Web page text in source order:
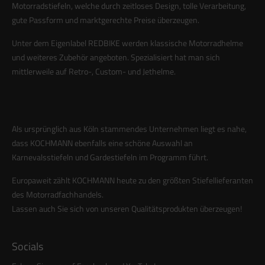
info@yourdomain.com
About us
Lorem ipsum dolor sit amet, consectetuer adipiscing elit.
Motorradstiefeln, welche durch zeitloses Design, tolle Verarbeitung,
gute Passform und marktgerechte Preise überzeugen.
Unter dem Eigenlabel REDBIKE werden klassische Motorradhelme
und weiteres Zubehör angeboten. Spezialisiert hat man sich
mittlerweile auf Retro-, Custom- und Jethelme.
Als ursprünglich aus Köln stammendes Unternehmen liegt es nahe,
dass KOCHMANN ebenfalls eine schöne Auswahl an
Karnevalsstiefeln und Gardestiefeln im Programm führt.
Europaweit zählt KOCHMANN heute zu den größten Stiefellieferanten
des Motorradfachhandels.
Lassen auch Sie sich von unseren Qualitätsprodukten überzeugen!
Socials